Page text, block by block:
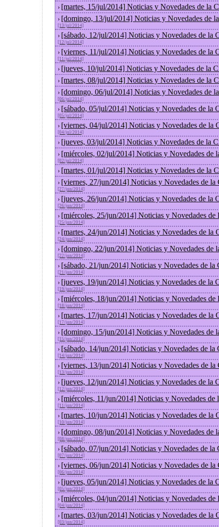
› [martes, 15/jul/2014] Noticias y Novedades de la
› [domingo, 13/jul/2014] Noticias y Novedades de
[13/jul/2014]
› [sábado, 12/jul/2014] Noticias y Novedades de la
[12/jul/2014]
› [viernes, 11/jul/2014] Noticias y Novedades de la
[11/jul/2014]
› [jueves, 10/jul/2014] Noticias y Novedades de la
› [martes, 08/jul/2014] Noticias y Novedades de la
› [domingo, 06/jul/2014] Noticias y Novedades de
[06/jul/2014]
› [sábado, 05/jul/2014] Noticias y Novedades de la
[05/jul/2014]
› [viernes, 04/jul/2014] Noticias y Novedades de la
[04/jul/2014]
› [jueves, 03/jul/2014] Noticias y Novedades de la
› [miércoles, 02/jul/2014] Noticias y Novedades de
[02/jul/2014]
› [martes, 01/jul/2014] Noticias y Novedades de la
› [viernes, 27/jun/2014] Noticias y Novedades de la
[27/jun/2014]
› [jueves, 26/jun/2014] Noticias y Novedades de la
[26/jun/2014]
› [miércoles, 25/jun/2014] Noticias y Novedades de
[25/jun/2014]
› [martes, 24/jun/2014] Noticias y Novedades de la
[24/jun/2014]
› [domingo, 22/jun/2014] Noticias y Novedades de
[22/jun/2014]
› [sábado, 21/jun/2014] Noticias y Novedades de la
[21/jun/2014]
› [jueves, 19/jun/2014] Noticias y Novedades de la
[19/jun/2014]
› [miércoles, 18/jun/2014] Noticias y Novedades de
[18/jun/2014]
› [martes, 17/jun/2014] Noticias y Novedades de la
[17/jun/2014]
› [domingo, 15/jun/2014] Noticias y Novedades de
[15/jun/2014]
› [sábado, 14/jun/2014] Noticias y Novedades de la
[14/jun/2014]
› [viernes, 13/jun/2014] Noticias y Novedades de la
[13/jun/2014]
› [jueves, 12/jun/2014] Noticias y Novedades de la
[12/jun/2014]
› [miércoles, 11/jun/2014] Noticias y Novedades de
[11/jun/2014]
› [martes, 10/jun/2014] Noticias y Novedades de la
[10/jun/2014]
› [domingo, 08/jun/2014] Noticias y Novedades de
[08/jun/2014]
› [sábado, 07/jun/2014] Noticias y Novedades de la
[07/jun/2014]
› [viernes, 06/jun/2014] Noticias y Novedades de la
[06/jun/2014]
› [jueves, 05/jun/2014] Noticias y Novedades de la
[05/jun/2014]
› [miércoles, 04/jun/2014] Noticias y Novedades de
[04/jun/2014]
› [martes, 03/jun/2014] Noticias y Novedades de la
[03/jun/2014]